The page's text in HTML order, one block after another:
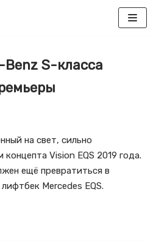
S-класса
на свет, сильно
концепта Vision EQS 2019 года.
ещё превратиться в
Mercedes EQS.